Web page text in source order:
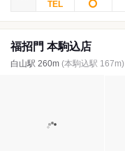
福招門 本駒込店
白山駅 260m (本駒込駅 167m)